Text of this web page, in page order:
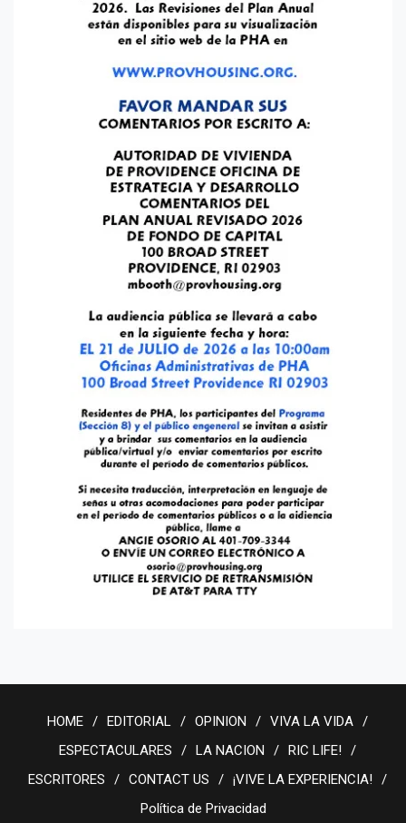
HOME EDITORIAL OPINION
VIVA LA VIDA
ESPECTACULARES
LA NACION
RIC LIFE!
ESCRITORES
CONTACT US
¡VIVE LA EXPERIENCIA!
Política de Privacidad